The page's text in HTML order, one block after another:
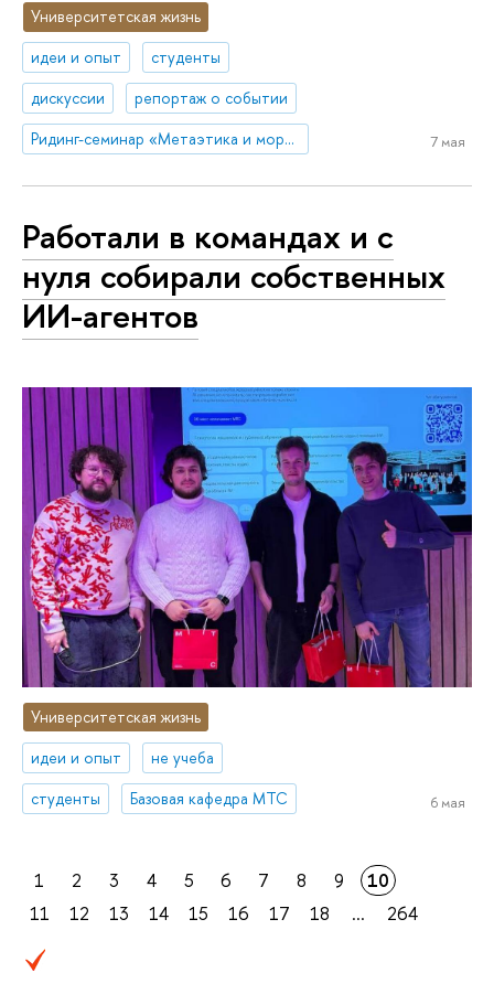
Университетская жизнь
идеи и опыт
студенты
дискуссии
репортаж о событии
Ридинг-семинар «Метаэтика и моральная психология»
7 мая
Работали в командах и с
нуля собирали собственных
ИИ-агентов
Университетская жизнь
идеи и опыт
не учеба
студенты
Базовая кафедра МТС 6 мая
1 2 3 4 5 6 7 8 9
10
11
12 13 14 15 16 17 18 ... 264